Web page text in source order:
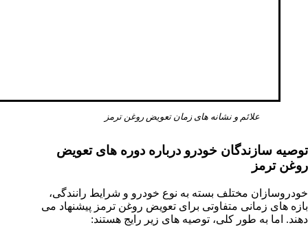
علائم و نشانه های زمان تعویض روغن ترمز
توصیه سازندگان خودرو درباره دوره های تعویض
روغن ترمز
خودروسازان مختلف بسته به نوع خودرو و شرایط رانندگی،
بازه های زمانی متفاوتی برای تعویض روغن ترمز پیشنهاد می
دهند. اما به طور کلی، توصیه های زیر رایج هستند: